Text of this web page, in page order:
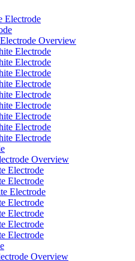
Electrode
Overview
Electrode
Electrode
Electrode
Electrode
Electrode
Electrode
Electrode
Electrode
Electrode
Overview
Electrode
Electrode
Electrode
Electrode
Electrode
Electrode
Electrode
Overview